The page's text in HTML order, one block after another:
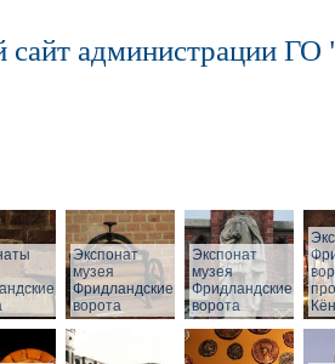
администрации ГО
Экспонат
музея
Фридландские
ворота
Экспонат
музея
Фридландские
ворота